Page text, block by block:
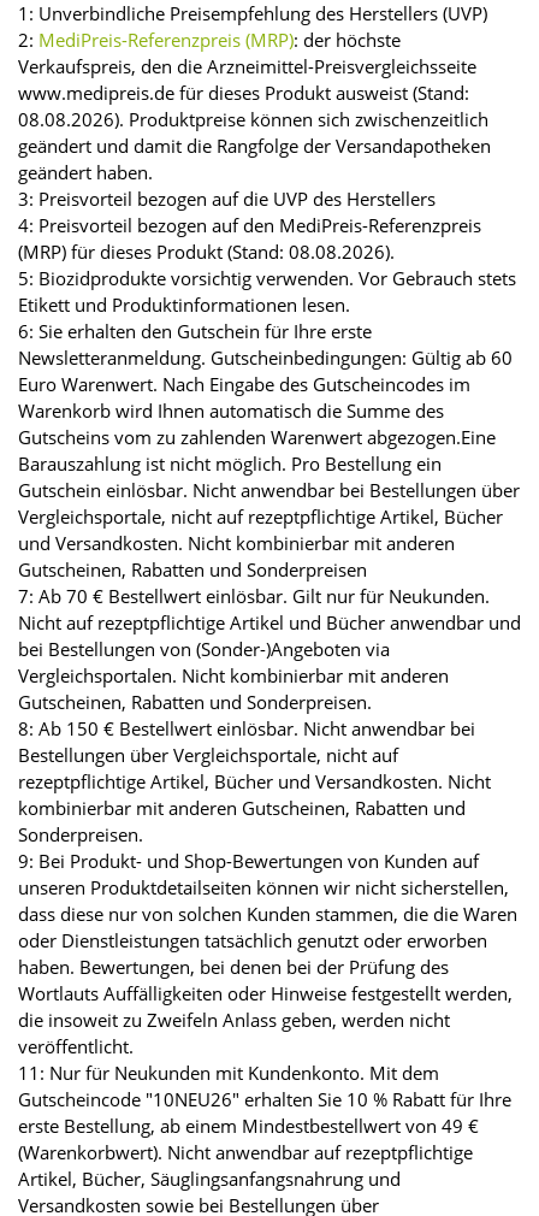
1: Unverbindliche Preisempfehlung des Herstellers (UVP)
2: MediPreis-Referenzpreis (MRP): der höchste
Verkaufspreis, den die Arzneimittel-Preisvergleichsseite
www.medipreis.de für dieses Produkt ausweist (Stand:
08.08.2026). Produktpreise können sich zwischenzeitlich
geändert und damit die Rangfolge der Versandapotheken
geändert haben.
3: Preisvorteil bezogen auf die UVP des Herstellers
4: Preisvorteil bezogen auf den MediPreis-Referenzpreis
(MRP) für dieses Produkt (Stand: 08.08.2026).
5: Biozidprodukte vorsichtig verwenden. Vor Gebrauch stets
Etikett und Produktinformationen lesen.
6: Sie erhalten den Gutschein für Ihre erste
Newsletteranmeldung. Gutscheinbedingungen: Gültig ab 60
Euro Warenwert. Nach Eingabe des Gutscheincodes im
Warenkorb wird Ihnen automatisch die Summe des
Gutscheins vom zu zahlenden Warenwert abgezogen.Eine
Barauszahlung ist nicht möglich. Pro Bestellung ein
Gutschein einlösbar. Nicht anwendbar bei Bestellungen über
Vergleichsportale, nicht auf rezeptpflichtige Artikel, Bücher
und Versandkosten. Nicht kombinierbar mit anderen
Gutscheinen, Rabatten und Sonderpreisen
7: Ab 70 € Bestellwert einlösbar. Gilt nur für Neukunden.
Nicht auf rezeptpflichtige Artikel und Bücher anwendbar und
bei Bestellungen von (Sonder-)Angeboten via
Vergleichsportalen. Nicht kombinierbar mit anderen
Gutscheinen, Rabatten und Sonderpreisen.
8: Ab 150 € Bestellwert einlösbar. Nicht anwendbar bei
Bestellungen über Vergleichsportale, nicht auf
rezeptpflichtige Artikel, Bücher und Versandkosten. Nicht
kombinierbar mit anderen Gutscheinen, Rabatten und
Sonderpreisen.
9: Bei Produkt- und Shop-Bewertungen von Kunden auf
unseren Produktdetailseiten können wir nicht sicherstellen,
dass diese nur von solchen Kunden stammen, die die Waren
oder Dienstleistungen tatsächlich genutzt oder erworben
haben. Bewertungen, bei denen bei der Prüfung des
Wortlauts Auffälligkeiten oder Hinweise festgestellt werden,
die insoweit zu Zweifeln Anlass geben, werden nicht
veröffentlicht.
11: Nur für Neukunden mit Kundenkonto. Mit dem
Gutscheincode "10NEU26" erhalten Sie 10 % Rabatt für Ihre
erste Bestellung, ab einem Mindestbestellwert von 49 €
(Warenkorbwert). Nicht anwendbar auf rezeptpflichtige
Artikel, Bücher, Säuglingsanfangsnahrung und
Versandkosten sowie bei Bestellungen über